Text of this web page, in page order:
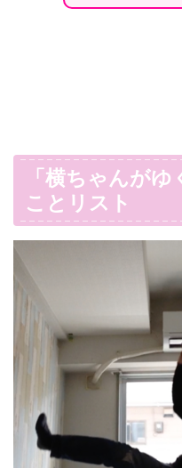
「横ちゃんが
ことリスト